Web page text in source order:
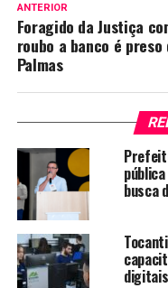
ANTERIOR
Foragido da Justiça
roubo a banco é
Palmas
busca
digitais